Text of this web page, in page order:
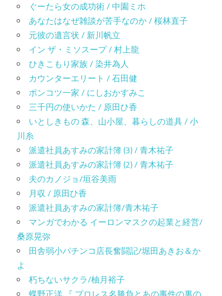
ぐーたら女の成功術 / 中園ミホ
あなたはなぜ雑談が苦手なのか / 桜林直子
元彼の遺言状 / 新川帆立
イン ザ・ミソスープ / 村上龍
ひきこもり家族 / 染井為人
カウンターエリート / 石田健
ポンコツ一家 / にしおかすみこ
三千円の使いかた / 原田ひ香
いとしきもの 森、山小屋、暮らしの道具 / 小
川糸
派遣社員あすみの家計簿 (3) / 青木祐子
派遣社員あすみの家計簿 (2) / 青木祐子
夫のカノジョ/垣谷美雨
月収 / 原田ひ香
派遣社員あすみの家計簿/青木祐子
マンガでわかる イーロンマスクの起業と経営/
桑原晃弥
田舎弱小パチンコ店長奮闘記/堀田あきお＆か
よ
朽ちないサクラ/柚月裕子